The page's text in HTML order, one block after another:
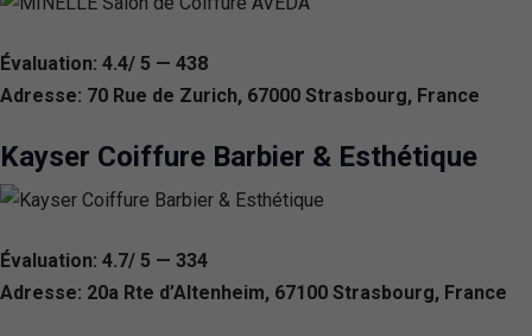
Évaluation: 4.4/ 5 — 438
Adresse: 70 Rue de Zurich, 67000 Strasbourg, France
Kayser Coiffure Barbier & Esthétique
Évaluation: 4.7/ 5 — 334
Adresse: 20a Rte d’Altenheim, 67100 Strasbourg, France